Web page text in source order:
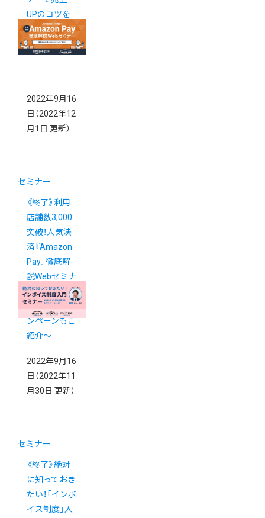
UPのコツを
徹底解説！
2022年9月16
日 （2022年12
月1日 更新）
セミナー
《終了》利用
店舗数3,000
突破！人気決
済『Amazon
Pay』徹底解
説Webセミナ
ー ～実施中
のお得なキャ
ンペーンもご
紹介～
2022年9月16
日 （2022年11
月30日 更新）
セミナー
《終了》絶対
に知っておき
たい！「インボ
イス制度」入